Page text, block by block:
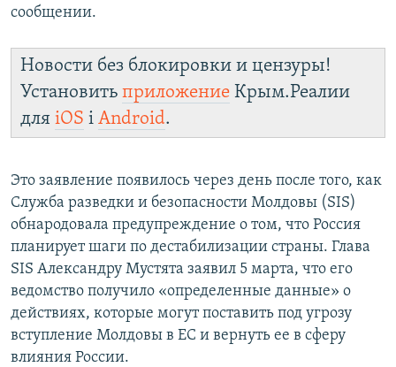
сообщении.
Новости без блокировки и цензуры!
Установить приложение Крым.Реалии
для iOS і Android.
Это заявление появилось через день после того, как
Служба разведки и безопасности Молдовы (SIS)
обнародовала предупреждение о том, что Россия
планирует шаги по дестабилизации страны. Глава
SIS Александру Мустята заявил 5 марта, что его
ведомство получило «определенные данные» о
действиях, которые могут поставить под угрозу
вступление Молдовы в ЕС и вернуть ее в сферу
влияния России.